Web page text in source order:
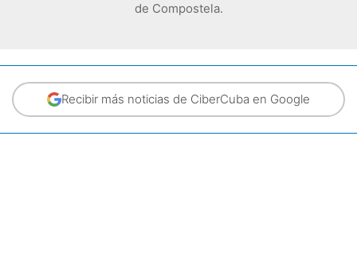
de Compostela.
Recibir más noticias de CiberCuba en Google